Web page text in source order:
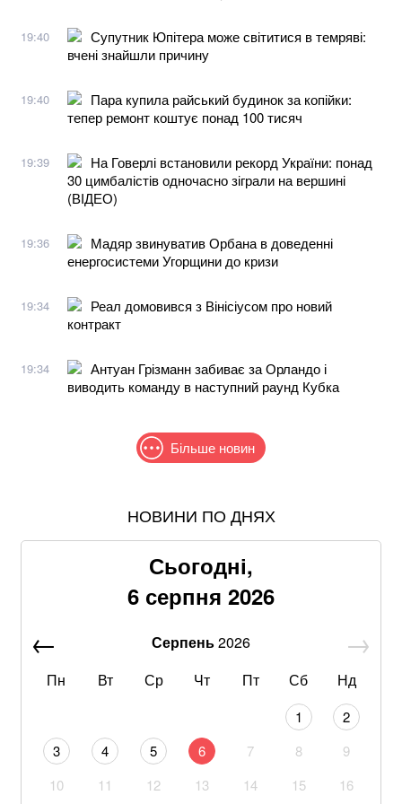
19:40
Супутник Юпітера може світитися в темряві:
вчені знайшли причину
19:40
Пара купила райський будинок за копійки:
тепер ремонт коштує понад 100 тисяч
19:39
На Говерлі встановили рекорд України: понад
30 цимбалістів одночасно зіграли на вершині
(ВІДЕО)
19:36
Мадяр звинуватив Орбана в доведенні
енергосистеми Угорщини до кризи
19:34
Реал домовився з Вінісіусом про новий
контракт
19:34
Антуан Грізманн забиває за Орландо і
виводить команду в наступний раунд Кубка
Більше новин
Знищені печі, склади та роки роботи: що
Без води не вижити: Шмигаль розкрив, куди планує
Швеція остаточно дозволила передати Україні судно
На Дунаї в Сербії через посуху з-під води виринули
Не лишилось ні стін, ні одягу: балістика РФ знищила
склади PUMA та INTERTOP
НОВИНИ ПО ДНЯХ
Сьогодні,
6 серпня 2026
Серпень2026
Пн
Вт Ср Чт Пт Сб Нд
1
2
3
4 5 6 7 8
9
10
11 12 13 14 15
16